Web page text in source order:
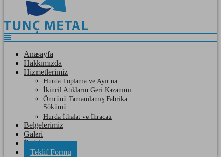
Anasayfa
Hakkımızda
Hizmetlerimiz
Hurda Toplama ve Ayırma
İkincil Atıkların Geri Kazanımı
Ömrünü Tamamlamış Fabrika
Sökümü
Hurda İthalat ve İhracatı
Belgelerimiz
Galeri
İletişim
Teklif Formu